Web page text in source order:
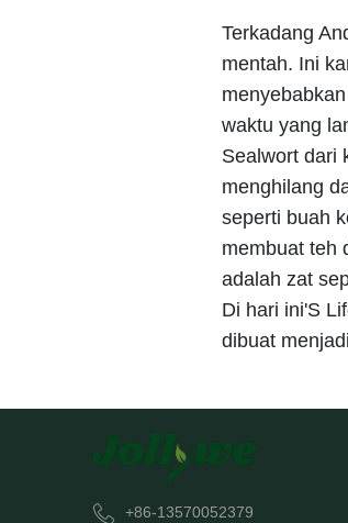
Terkadang
mentah. Ini
waktu yang
Sealwort dari
menghilang
seperti buah
membuat teh
adalah zat
Di hari ini'S
dibuat
+86-13570052379